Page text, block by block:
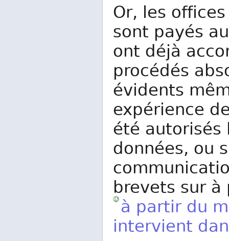
Or, les
sont payés
ont déjà
procédés
évidents
expérience
été autorisés
données, ou
brevets sur à
à partir du
intervient